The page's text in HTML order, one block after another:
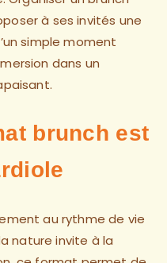
à ses invités une
simple moment
dans un
brunch est
au rythme de vie
nature invite à la